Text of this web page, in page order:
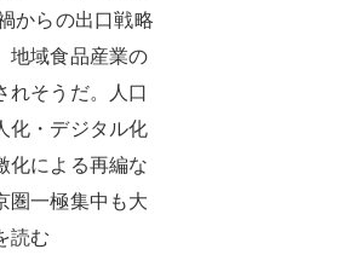
からの出口戦略
地域食品産業の
れそうだ。人口
化・デジタル化
化による再編な
圏一極集中も大
読む